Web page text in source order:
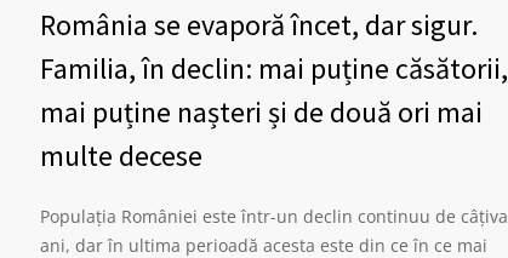
România se evaporă încet, dar sigur.
Familia, în declin: mai puține căsătorii,
mai puține nașteri și de două ori mai
multe decese
Populația României este într-un declin continuu de câțiva
ani, dar în ultima perioadă acesta este din ce în ce mai